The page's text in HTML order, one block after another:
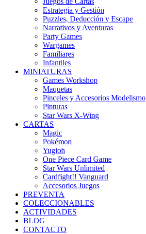
Estrategia y Gestión
Puzzles, Deducción y Escape
Narrativos y Aventuras
Party Games
Wargames
Familiares
Infantiles
MINIATURAS
Games Workshop
Maquetas
Pinceles y Accesorios Modelismo
Pinturas
Star Wars X-Wing
CARTAS
Magic
Pokémon
Yugioh
One Piece Card Game
Star Wars Unlimited
Cardfight!! Vanguard
Accesorios Juegos
PREVENTA
COLECCIONABLES
ACTIVIDADES
BLOG
CONTACTO